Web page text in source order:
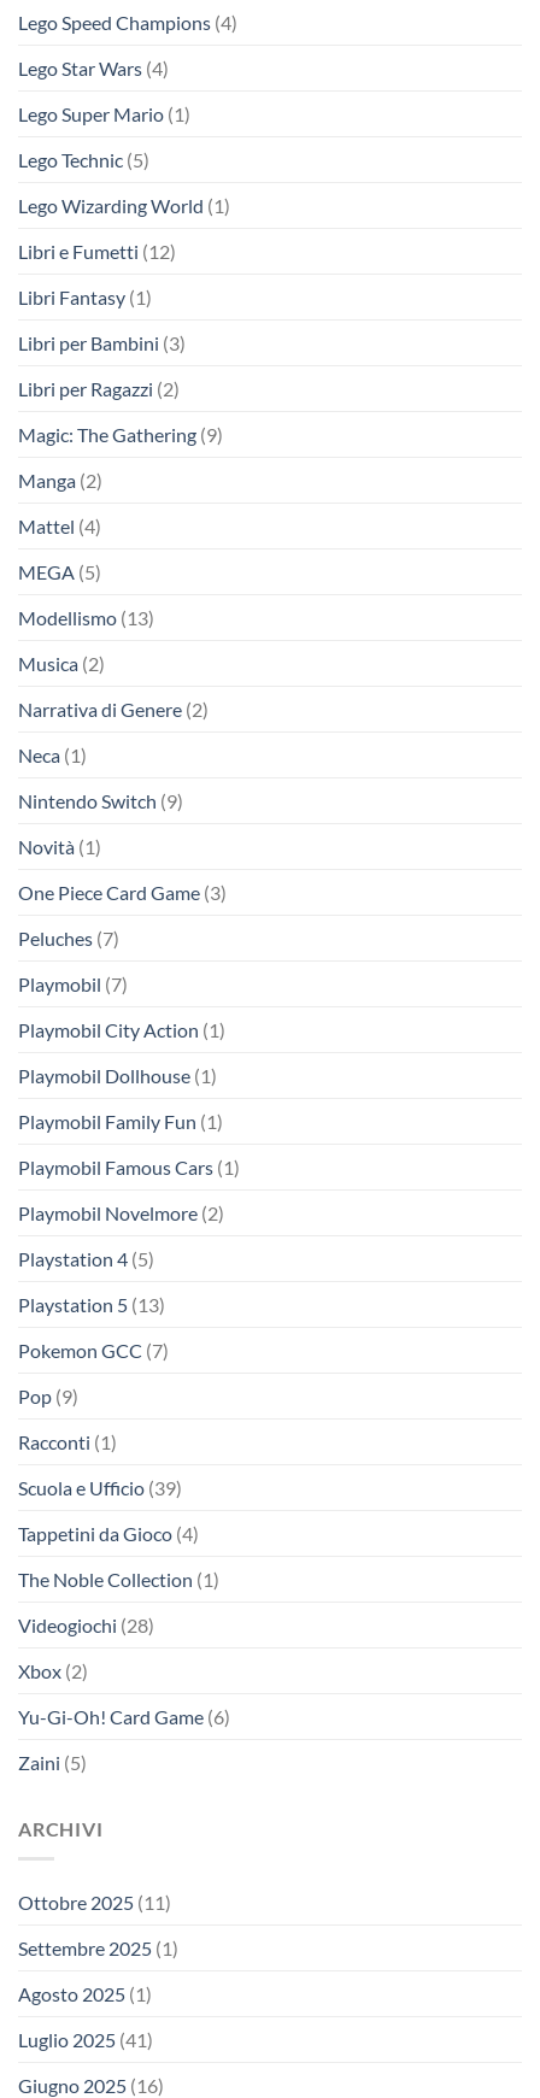
Lego Speed Champions (4)
Lego Star Wars (4)
Lego Super Mario (1)
Lego Technic (5)
Lego Wizarding World (1)
Libri e Fumetti (12)
Libri Fantasy (1)
Libri per Bambini (3)
Libri per Ragazzi (2)
Magic: The Gathering (9)
Manga (2)
Mattel (4)
MEGA (5)
Modellismo (13)
Musica (2)
Narrativa di Genere (2)
Neca (1)
Nintendo Switch (9)
Novità (1)
One Piece Card Game (3)
Peluches (7)
Playmobil (7)
Playmobil City Action (1)
Playmobil Dollhouse (1)
Playmobil Family Fun (1)
Playmobil Famous Cars (1)
Playmobil Novelmore (2)
Playstation 4 (5)
Playstation 5 (13)
Pokemon GCC (7)
Pop (9)
Racconti (1)
Scuola e Ufficio (39)
Tappetini da Gioco (4)
The Noble Collection (1)
Videogiochi (28)
Xbox (2)
Yu-Gi-Oh! Card Game (6)
Zaini (5)
ARCHIVI
Ottobre 2025 (11)
Settembre 2025 (1)
Agosto 2025 (1)
Luglio 2025 (41)
Giugno 2025 (16)